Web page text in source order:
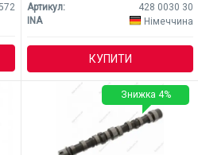
Артикул:
428 0030 30
INA
Німеччина
КУПИТИ
Знижка 4%